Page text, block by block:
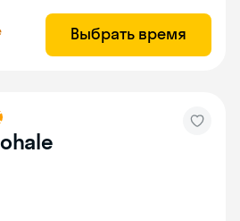
Выбрать время